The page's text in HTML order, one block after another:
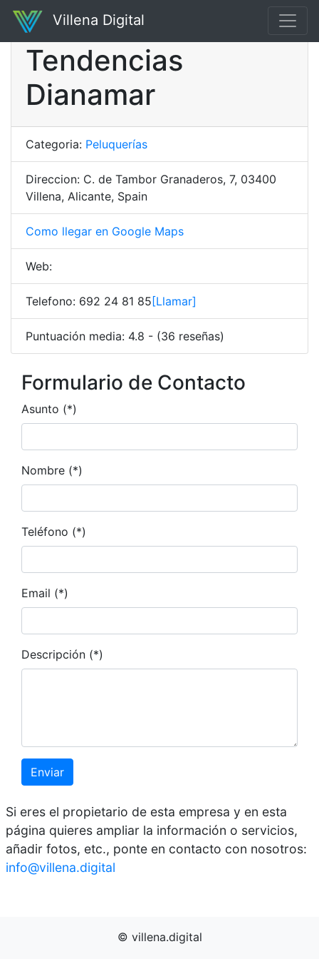
Villena Digital
Tendencias
Dianamar
Categoria: Peluquerías
Direccion: C. de Tambor Granaderos, 7, 03400
Villena, Alicante, Spain
Como llegar en Google Maps
Web:
Telefono: 692 24 81 85 [Llamar]
Puntuación media: 4.8 - (36 reseñas)
Formulario de Contacto
Asunto (*)
Nombre (*)
Teléfono (*)
Email (*)
Descripción (*)
Enviar
Si eres el propietario de esta empresa y en esta
página quieres ampliar la información o servicios,
añadir fotos, etc., ponte en contacto con nosotros:
info@villena.digital
© villena.digital